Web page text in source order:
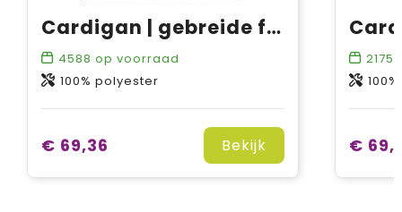
Cardigan | gebreide fleece
4588 op voorraad
100% polyester
€ 69,36 Bekijk
2175
€